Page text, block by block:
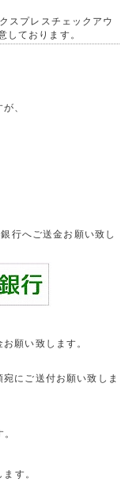
スプレスチェックアウ
しております。
、
行へご送金お願い致し
願い致します。
にご送付お願い致しま
す。